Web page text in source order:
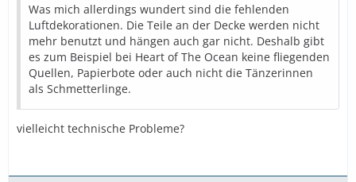
Was mich allerdings wundert sind die fehlenden
Luftdekorationen. Die Teile an der Decke werden nicht
mehr benutzt und hängen auch gar nicht. Deshalb gibt
es zum Beispiel bei Heart of The Ocean keine fliegenden
Quellen, Papierbote oder auch nicht die Tänzerinnen
als Schmetterlinge.
vielleicht technische Probleme?